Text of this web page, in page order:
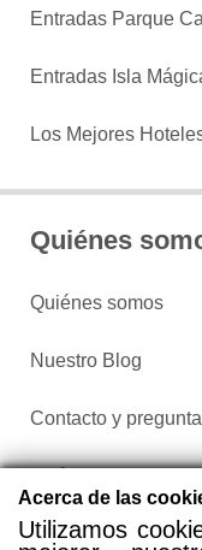
Entradas Parque
Entradas Isla
Los Mejores
Quiénes
Quiénes somos
Nuestro Blog
Contacto y
Configurar cookies
Acerca de las
Utilizamos